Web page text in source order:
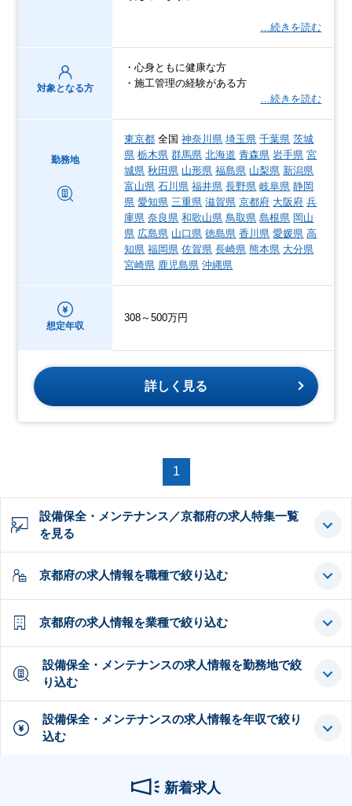
…続きを読む
対象となる方
・心身ともに健康な方
・施工管理の経験がある方
…続きを読む
勤務地
東京都 全国神奈川県 埼玉県 千葉県 茨城
県 栃木県 群馬県 北海道 青森県 岩手県 宮
城県 秋田県 山形県 福島県 山梨県 新潟県
富山県 石川県 福井県 長野県 岐阜県 静岡
県 愛知県 三重県 滋賀県 京都府 大阪府 兵
庫県 奈良県 和歌山県 鳥取県 島根県 岡山
県 広島県 山口県 徳島県 香川県 愛媛県 高
知県 福岡県 佐賀県 長崎県 熊本県 大分県
宮崎県 鹿児島県 沖縄県
想定年収
308～500万円
詳しく見る
1
設備保全・メンテナンス／京都府の求人特集一覧
を見る
京都府の求人情報を職種で絞り込む
京都府の求人情報を業種で絞り込む
設備保全・メンテナンスの求人情報を勤務地で絞
り込む
設備保全・メンテナンスの求人情報を年収で絞り
込む
新着求人